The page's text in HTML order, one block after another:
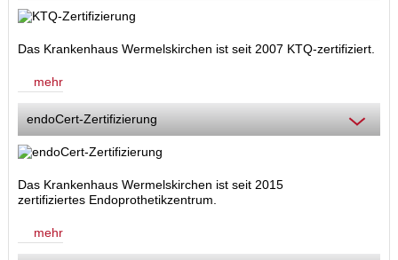
Das Krankenhaus Wermelskirchen ist seit 2007 KTQ-zertifiziert.
mehr
endoCert-Zertifizierung
Das Krankenhaus Wermelskirchen ist seit 2015
zertifiziertes Endoprothetikzentrum.
mehr